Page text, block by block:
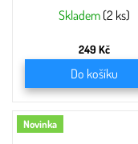
Skladem (2 ks)
249 Kč
Do košíku
Novinka